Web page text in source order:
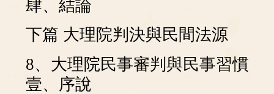
肆、結論
下篇 大理院判決與民間法源
8、大理院民事審判與民事習慣
壹、序說